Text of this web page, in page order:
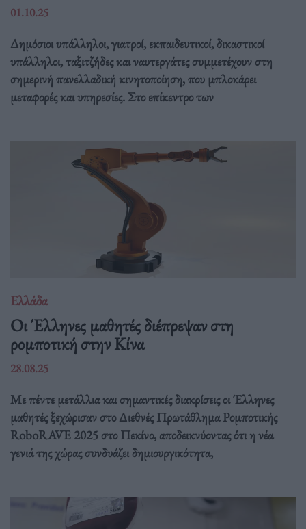
01.10.25
Δημόσιοι υπάλληλοι, γιατροί, εκπαιδευτικοί, δικαστικοί
υπάλληλοι, ταξιτζήδες και ναυτεργάτες συμμετέχουν στη
σημερινή πανελλαδική κινητοποίηση, που μπλοκάρει
μεταφορές και υπηρεσίες. Στο επίκεντρο των
Ελλάδα
Οι Έλληνες μαθητές διέπρεψαν στη
ρομποτική στην Κίνα
28.08.25
Με πέντε μετάλλια και σημαντικές διακρίσεις οι Έλληνες
μαθητές ξεχώρισαν στο Διεθνές Πρωτάθλημα Ρομποτικής
RoboRAVE 2025 στο Πεκίνο, αποδεικνύοντας ότι η νέα
γενιά της χώρας συνδυάζει δημιουργικότητα,